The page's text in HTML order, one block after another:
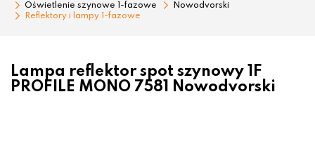
Oświetlenie szynowe 1-fazowe
Nowodvorski
Reflektory i lampy 1-fazowe
Lampa reflektor spot szynowy 1F
PROFILE MONO 7581 Nowodvorski